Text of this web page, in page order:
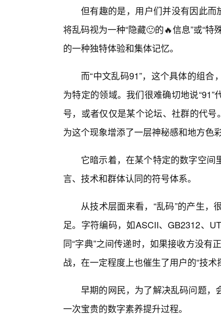
但有趣的是，用户们并没有因此而
将乱码视为一种“隐藏🙂的🔥信息”或“
的一种独特体验和集体记忆。
而“中文乱码91”，这个具体的组
为特定的领域。我们很难确切地说
号，或者仅仅是某个论坛、社群的代
为这个现象增添了一层神秘感和地方色
它暗示着，在某个特定的数字空
言、技术和群体认同的符号体系。
从技术层面来看，“乱码”的产生
足。字符编码，如ASCII、GB2312、
同“字典”之间传递时，如果接收方没有
战，在一定程度上也催生了用户的“技术
早期的网民，为了解决乱码问题，
一次宝贵的数字素养提升过程。